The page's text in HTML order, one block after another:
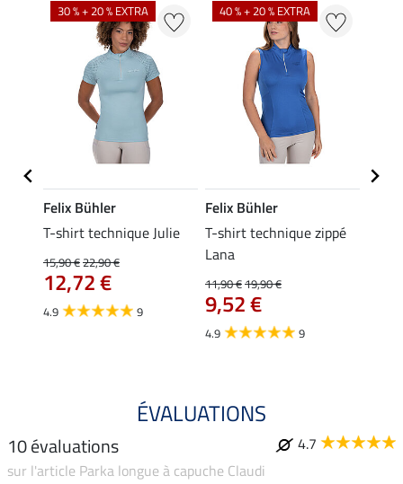
30 % + 20 % EXTRA
Felix Bühler
T-shirt technique Julie
15,90 €22,90 €
12,72 €
4.9 9
40 % + 20 % EXTRA
Felix Bühler
T-shirt technique zippé
Lana
11,90 €19,90 €
9,52 €
4.9 9
ÉVALUATIONS
10 évaluations
4.7
sur l'article Parka longue à capuche Claudi